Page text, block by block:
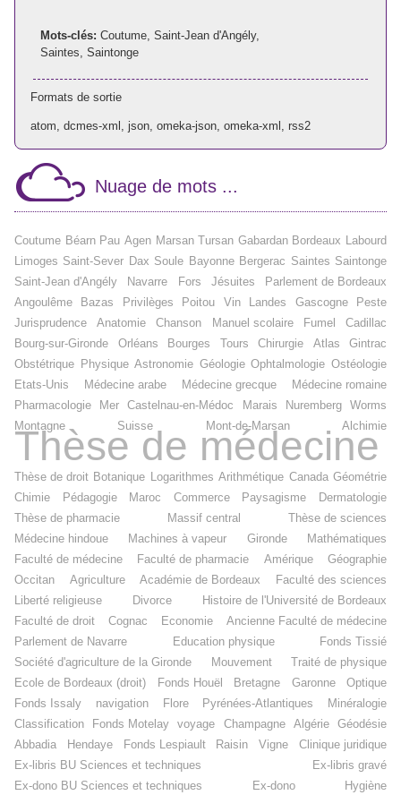
Mots-clés: Coutume, Saint-Jean d'Angély,
Saintes, Saintonge
Formats de sortie
atom dcmes-xml json, omeka-json, omeka-xml rss2
Nuage de mots ...
Coutume Béarn Pau Agen Marsan Tursan Gabardan Bordeaux Labourd
Limoges Saint-Sever Dax Soule Bayonne Bergerac Saintes Saintonge
Saint-Jean d'Angély
Navarre Fors Jésuites
Parlement de Bordeaux
Angoulême
Bazas Privilèges Poitou Vin Landes Gascogne
Peste
Jurisprudence
Anatomie Chanson Manuel scolaire Fumel
Cadillac
Bourg-sur-Gironde
Orléans Bourges Tours Chirurgie Atlas
Gintrac
Obstétrique Physique Astronomie Géologie Ophtalmologie Ostéologie
Etats-Unis
Médecine arabe Médecine grecque
Médecine romaine
Pharmacologie
Mer Castelnau-en-Médoc Marais Nuremberg
Worms
Montagne
Suisse Mont-de-Marsan Alchimie
Thèse de médecine
Thèse de droit Botanique Logarithmes Arithmétique Canada Géométrie
Chimie
Pédagogie Maroc Commerce Paysagisme
Dermatologie
Thèse de pharmacie
Massif central
Thèse de sciences
Médecine hindoue
Machines à vapeur Gironde
Mathématiques
Faculté de médecine
Faculté de pharmacie Amérique
Géographie
Occitan
Agriculture Académie de Bordeaux
Faculté des sciences
Liberté religieuse
Divorce
Histoire de l'Université de Bordeaux
Faculté de droit
Cognac Economie
Ancienne Faculté de médecine
Parlement de Navarre
Education physique
Fonds Tissié
Société d'agriculture de la Gironde
Mouvement
Traité de physique
Ecole de Bordeaux (droit)
Fonds Houël Bretagne Garonne
Optique
Fonds Issaly
navigation Flore Pyrénées-Atlantiques
Minéralogie
Classification
Fonds Motelay voyage Champagne Algérie
Géodésie
Abbadia
Hendaye Fonds Lespiault Raisin Vigne
Clinique juridique
Ex-libris BU Sciences et techniques
Ex-libris gravé
Ex-dono BU Sciences et techniques
Ex-dono Hygiène